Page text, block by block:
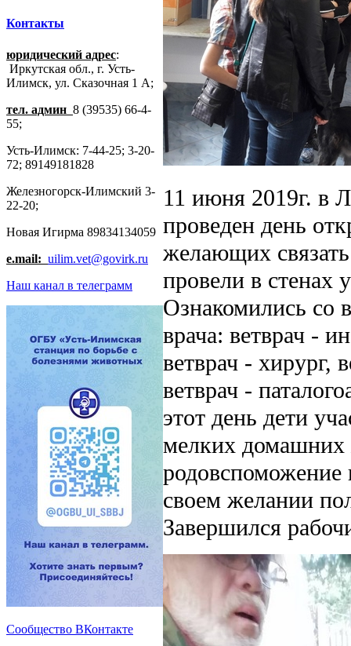
Контакты
юридический адрес:
Иркутская обл., г. Усть-
Илимск, ул. Сказочная 1 А;
тел. админ 8 (39535) 66-4-
55;
Усть-Илимск: 7-44-25; 3-20-
72; 89149181828
Железногорск-Илимский 3-
22-20;
Новая Игирма 89834134059
e.mail: uilim.vet@govirk.ru
Наш канал в телеграмм
Сообщество ВКонтакте
11 июня 2019г. в
проведен день
желающих
провели в стенах
Ознакомились со
врача: ветврач -
ветврач - хирург,
ветврач -
этот день дети
мелких домашних
родовспоможение
своем желании
Завершился